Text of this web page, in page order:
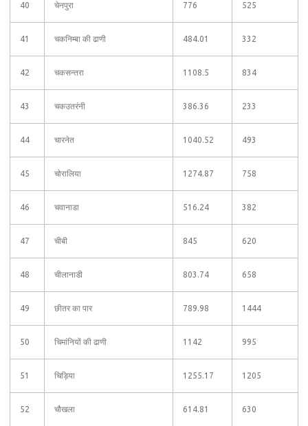
40 चेनपुरा 776 525
41 चकनिम्बा की ढाणी 484.01 332
42 चकसन्तरा 1108.5 834
43 चकउतरंनी 386.36 233
44 चारनेत 1040.52 493
45 चोरालिया 1274.87 758
46 चवानाडा 516.24 382
47 चीबी 845 620
48 चीलानाडी 803.74 658
49 छीतर का पार 789.98 1444
50 चिमांनियों की ढाणी 1142 995
51 चिड़िया 1255.17 1205
52 चौखला 614.81 630